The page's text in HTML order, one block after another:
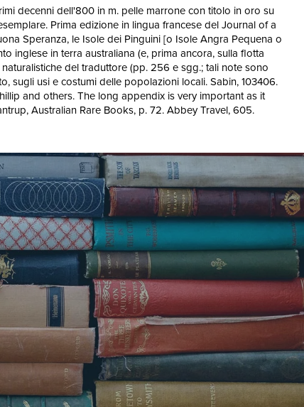
decenni dell'800 in m. pelle marrone con titolo in oro su
Prima edizione in lingua francese del Journal of a
Speranza, le Isole dei Pinguini [o Isole Angra Pequena o
inglese in terra australiana (e, prima ancora, sulla flotta
del traduttore (pp. 256 e sgg.; tali note sono
sugli usi e costumi delle popolazioni locali. Sabin, 103406.
and others. The long appendix is very important as it
Australian Rare Books, p. 72. Abbey Travel, 605.